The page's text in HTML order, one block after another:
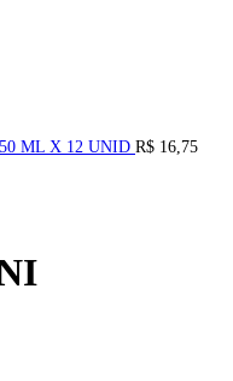
ML X 12 UNID R$ 16,75